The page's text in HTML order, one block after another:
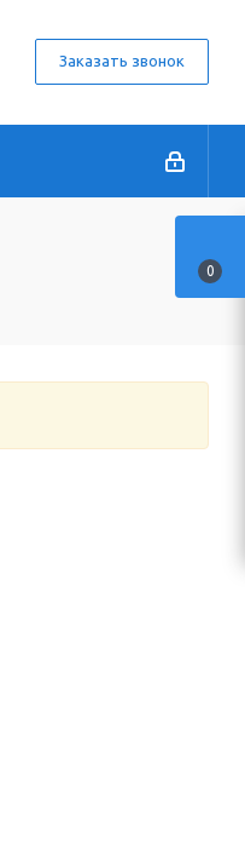
Заказать звонок
0